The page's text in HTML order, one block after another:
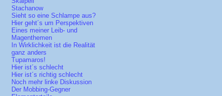
Stachanow
Sieht so eine Schlampe aus?
Hier geht´s um Perspektiven
Eines meiner Leib- und
Magenthemen
In Wirklichkeit ist die Realität
ganz anders
Tupamaros!
Hier ist´s schlecht
Hier ist´s richtig schlecht
Noch mehr linke Diskussion
Der Mobbing-Gegner